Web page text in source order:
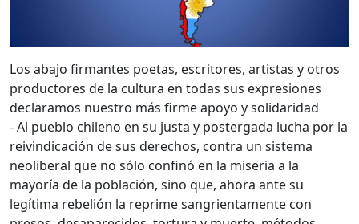
Los abajo firmantes poetas, escritores, artistas y otros
productores de la cultura en todas sus expresiones
declaramos nuestro más firme apoyo y solidaridad
- Al pueblo chileno en su justa y postergada lucha por la
reivindicación de sus derechos, contra un sistema
neoliberal que no sólo confinó en la miseria a la
mayoría de la población, sino que, ahora ante su
legítima rebelión la reprime sangrientamente con